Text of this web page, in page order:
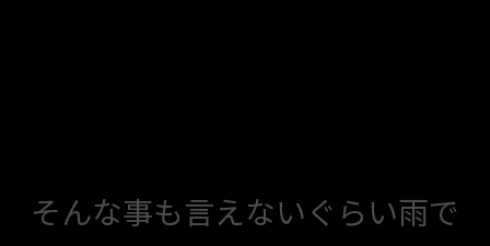
そんな事も言えないぐらい雨で